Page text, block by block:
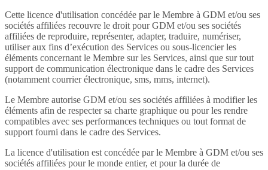
Cette licence d'utilisation concédée par le Membre à GDM et/ou ses
sociétés affiliées recouvre le droit pour GDM et/ou ses sociétés
affiliées de reproduire, représenter, adapter, traduire, numériser,
utiliser aux fins d’exécution des Services ou sous-licencier les
éléments concernant le Membre sur les Services, ainsi que sur tout
support de communication électronique dans le cadre des Services
(notamment courrier électronique, sms, mms, internet).
Le Membre autorise GDM et/ou ses sociétés affiliées à modifier les
éléments afin de respecter sa charte graphique ou pour les rendre
compatibles avec ses performances techniques ou tout format de
support fourni dans le cadre des Services.
La licence d'utilisation est concédée par le Membre à GDM et/ou ses
sociétés affiliées pour le monde entier, et pour la durée de